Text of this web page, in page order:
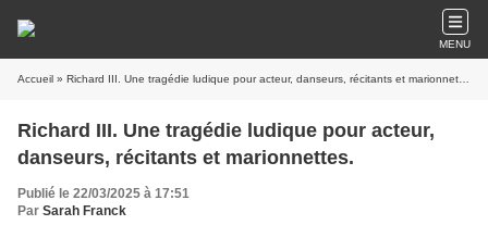
MENU
Accueil » Richard III. Une tragédie ludique pour acteur, danseurs, récitants et marionnettes.
Richard III. Une tragédie ludique pour acteur,
danseurs, récitants et marionnettes.
Publié le 22/03/2025 à 17:51
Par Sarah Franck